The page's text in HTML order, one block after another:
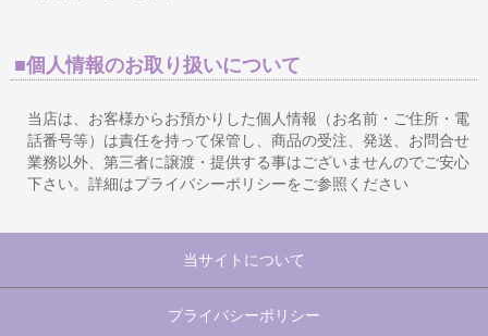
■個人情報のお取り扱いについて
当店は、お客様からお預かりした個人情報（お名前・ご住所・電
話番号等）は責任を持って保管し、商品の受注、発送、お問合せ
業務以外、第三者に譲渡・提供する事はございませんのでご安心
下さい。詳細はプライバシーポリシーをご参照ください
当サイトについて
プライバシーポリシー